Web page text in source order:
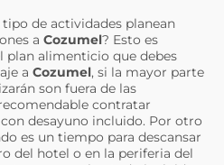
de actividades planean
a Cozumel? Esto es
plan alimenticio que debes
a Cozumel, si la mayor parte
son fuera de las
contratar
desayuno incluido. Por otro
es un tiempo para descansar
del hotel o en la periferia del